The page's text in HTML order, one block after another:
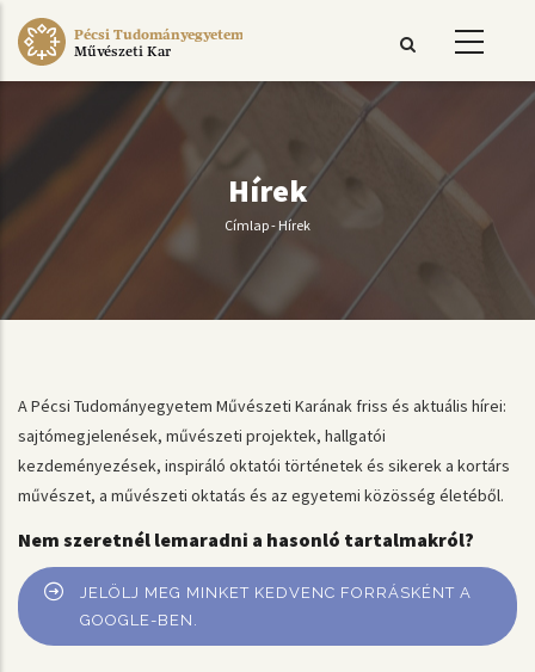
Ugrás
Pécsi Tudományegyetem
Művészeti Kar
Hírek
Morzsa
Címlap-Hírek
A Pécsi Tudományegyetem Művészeti Karának friss és aktuális hírei:
sajtómegjelenések, művészeti projektek, hallgatói
kezdeményezések, inspiráló oktatói történetek és sikerek a kortárs
művészet, a művészeti oktatás és az egyetemi közösség életéből.
Nem szeretnél lemaradni a hasonló tartalmakról?
JELÖLJ MEG MINKET KEDVENC FORRÁSKÉNT A
GOOGLE-BEN.